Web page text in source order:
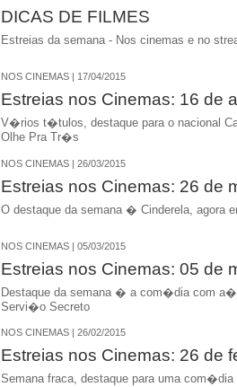
DICAS DE FILMES
Estreias da semana - Nos cinemas e no
NOS CINEMAS | 17/04/2015
Estreias nos Cinemas: 16 de
V�rios t�tulos, destaque para o nacional
Olhe Pra Tr�s
NOS CINEMAS | 26/03/2015
Estreias nos Cinemas: 26 de
O destaque da semana � Cinderela, agora
NOS CINEMAS | 05/03/2015
Estreias nos Cinemas: 05 de
Destaque da semana � a com�dia com
Servi�o Secreto
NOS CINEMAS | 26/02/2015
Estreias nos Cinemas: 26 de
Semana fraca, destaque para uma com�dia